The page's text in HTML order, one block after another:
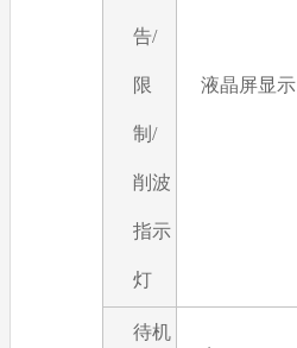
告/
限
制/
削波
指示
灯
液晶屏显示
待机